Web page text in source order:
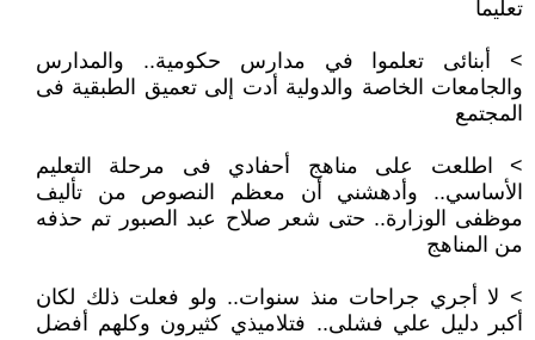
تعليما
> أبنائى تعلموا في مدارس حكومية.. والمدارس
والجامعات الخاصة والدولية أدت إلى تعميق الطبقية فى
المجتمع
> اطلعت على مناهج أحفادي فى مرحلة التعليم
الأساسي.. وأدهشني أن معظم النصوص من تأليف
موظفى الوزارة.. حتى شعر صلاح عبد الصبور تم حذفه
من المناهج
> لا أجري جراحات منذ سنوات.. ولو فعلت ذلك لكان
أكبر دليل علي فشلى.. فتلاميذي كثيرون وكلهم أفضل